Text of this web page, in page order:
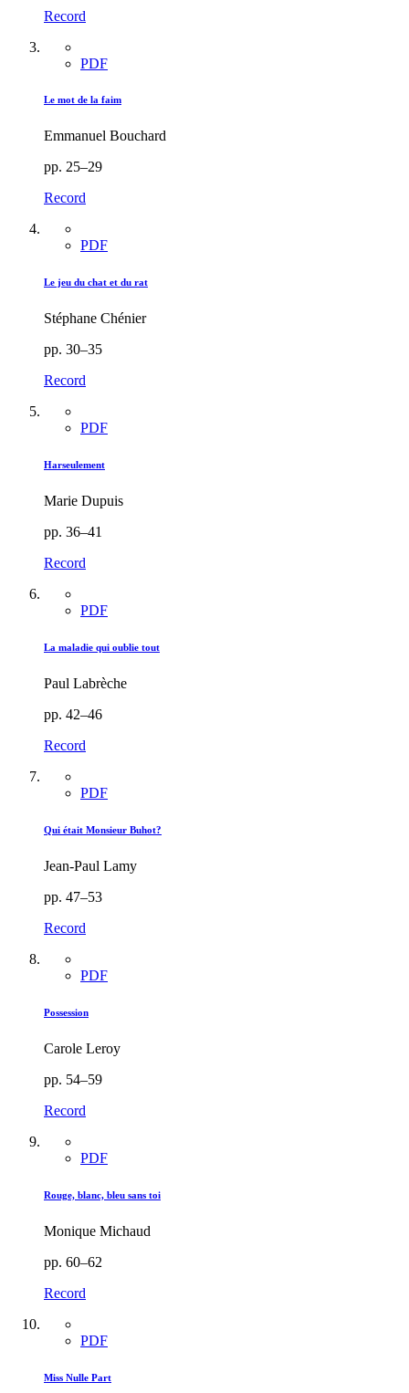
Record
PDF
Le mot de la faim
Emmanuel Bouchard
pp. 25–29
Record
PDF
Le jeu du chat et du rat
Stéphane Chénier
pp. 30–35
Record
PDF
Harseulement
Marie Dupuis
pp. 36–41
Record
PDF
La maladie qui oublie tout
Paul Labrèche
pp. 42–46
Record
PDF
Qui était Monsieur Buhot?
Jean-Paul Lamy
pp. 47–53
Record
PDF
Possession
Carole Leroy
pp. 54–59
Record
PDF
Rouge, blanc, bleu sans toi
Monique Michaud
pp. 60–62
Record
PDF
Miss Nulle Part